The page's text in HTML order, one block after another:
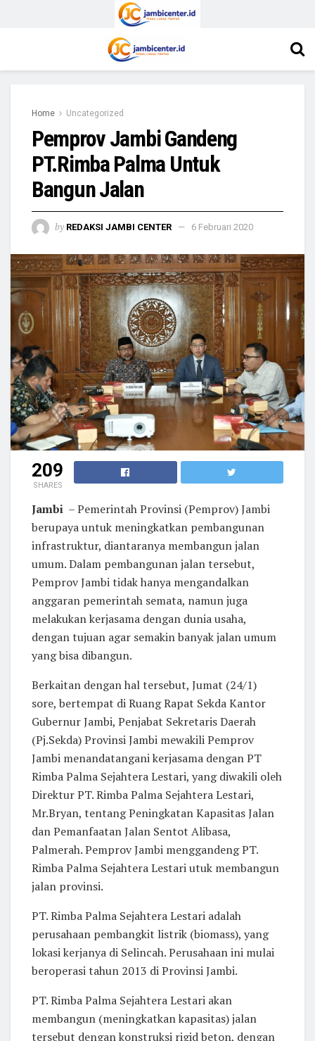
Home Uncategorized
Pemprov Jambi Gandeng
PT.Rimba Palma Untuk
Bangun Jalan
by REDAKSI JAMBI CENTER 6 Februari 2020
209
SHARES
Jambi – Pemerintah Provinsi (Pemprov) Jambi
berupaya untuk meningkatkan pembangunan
infrastruktur, diantaranya membangun jalan
umum. Dalam pembangunan jalan tersebut,
Pemprov Jambi tidak hanya mengandalkan
anggaran pemerintah semata, namun juga
melakukan kerjasama dengan dunia usaha,
dengan tujuan agar semakin banyak jalan umum
yang bisa dibangun.
Berkaitan dengan hal tersebut, Jumat (24/1)
sore, bertempat di Ruang Rapat Sekda Kantor
Gubernur Jambi, Penjabat Sekretaris Daerah
(Pj.Sekda) Provinsi Jambi mewakili Pemprov
Jambi menandatangani kerjasama dengan PT
Rimba Palma Sejahtera Lestari, yang diwakili oleh
Direktur PT. Rimba Palma Sejahtera Lestari,
Mr.Bryan, tentang Peningkatan Kapasitas Jalan
dan Pemanfaatan Jalan Sentot Alibasa,
Palmerah. Pemprov Jambi menggandeng PT.
Rimba Palma Sejahtera Lestari utuk membangun
jalan provinsi.
PT. Rimba Palma Sejahtera Lestari adalah
perusahaan pembangkit listrik (biomass), yang
lokasi kerjanya di Selincah. Perusahaan ini mulai
beroperasi tahun 2013 di Provinsi Jambi.
PT. Rimba Palma Sejahtera Lestari akan
membangun (meningkatkan kapasitas) jalan
tersebut dengan konstruksi rigid beton, dengan